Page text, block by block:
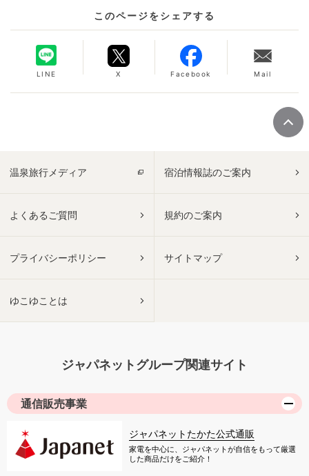
このページをシェアする
LINE X Facebook Mail
温泉旅行メディア 宿泊情報誌のご案内
よくあるご質問 規約のご案内
プライバシーポリシー サイトマップ
ゆこゆことは
ジャパネットグループ関連サイト
通信販売事業
ジャパネットたかた公式通販
家電を中心に、ジャパネットが自信をもって厳選
した商品だけをご紹介！